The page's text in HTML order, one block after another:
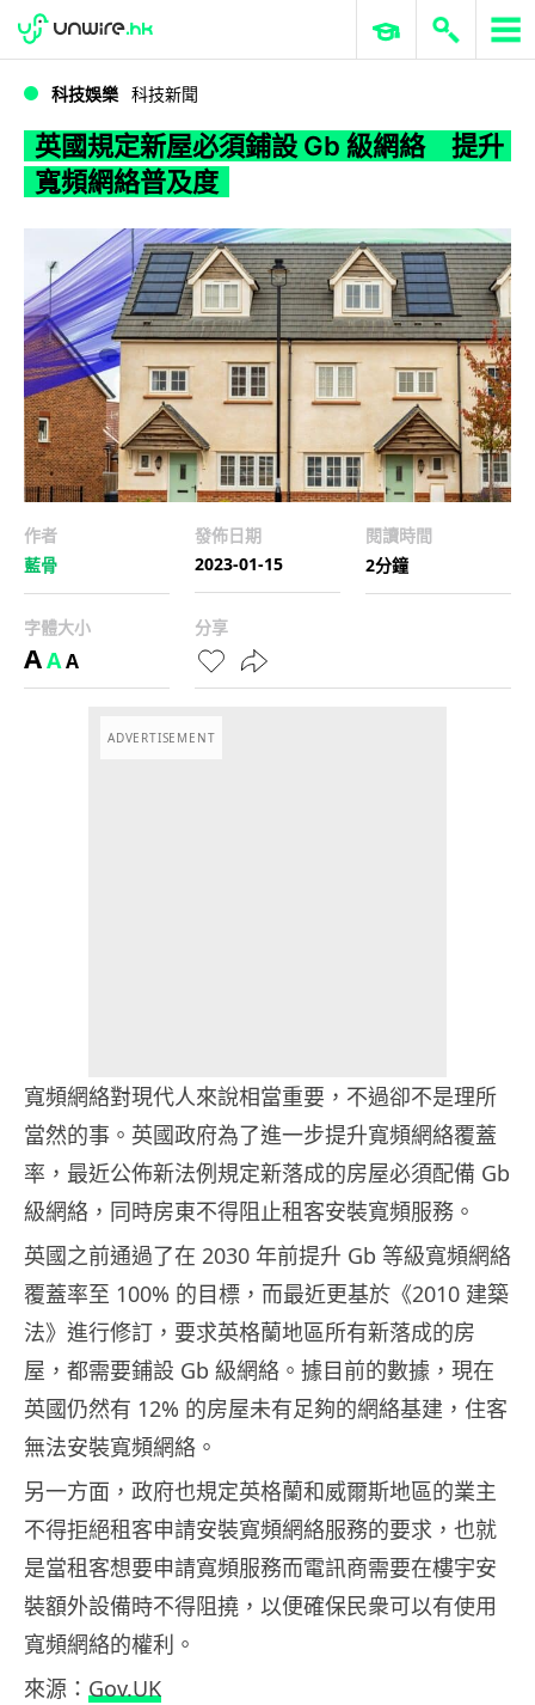
WWDC 2026 ERP 與商業 AI
科技娛樂 科技新聞
英國規定新屋必須鋪設 Gb 級網絡 提升
寬頻網絡普及度
作者
藍骨
發佈日期
2023-01-15
閱讀時間
2分鐘
字體大小
AAA
分享
ADVERTISEMENT
寬頻網絡對現代人來說相當重要，不過卻不是理所
當然的事。英國政府為了進一步提升寬頻網絡覆蓋
率，最近公佈新法例規定新落成的房屋必須配備 Gb
級網絡，同時房東不得阻止租客安裝寬頻服務。
英國之前通過了在 2030 年前提升 Gb 等級寬頻網絡
覆蓋率至 100% 的目標，而最近更基於《2010 建築
法》進行修訂，要求英格蘭地區所有新落成的房
屋，都需要鋪設 Gb 級網絡。據目前的數據，現在
英國仍然有 12% 的房屋未有足夠的網絡基建，住客
無法安裝寬頻網絡。
另一方面，政府也規定英格蘭和威爾斯地區的業主
不得拒絕租客申請安裝寬頻網絡服務的要求，也就
是當租客想要申請寬頻服務而電訊商需要在樓宇安
裝額外設備時不得阻撓，以便確保民衆可以有使用
寬頻網絡的權利。
來源： Gov.UK